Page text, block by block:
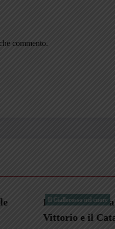
commento.
Il Giallorosso
Una Fiat
insieme